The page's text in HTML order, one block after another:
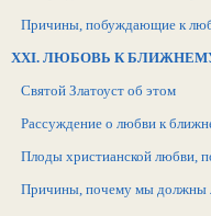
Причины, побуждающие к
XXI. ЛЮБОВЬ К
Святой Златоуст об этом
Рассуждение о любви к
Плоды христианской любви,
Причины, почему мы должны